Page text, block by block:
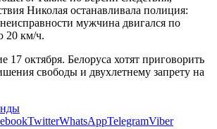
Николая останавливала полиция:
мужчина двигался по
20 км/ч.
17 октября. Белоруса хотят приговорить
свободы и двухлетнему запрету на
TwitterWhatsAppTelegramViber